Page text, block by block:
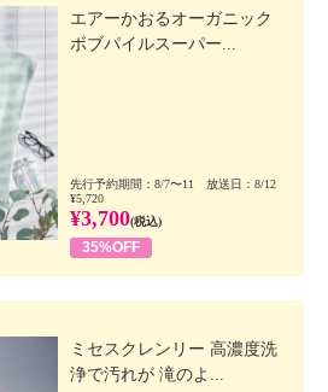
エアーかおるオーガニック
ボブパイルスーパー...
先行予約期間：8/7〜11 放送日：8/12
¥5,720
¥3,700(税込)
35%OFF
ミセスクレンリー 高濃度洗
浄で汚れが 滝のよ...